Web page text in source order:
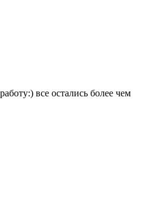
все остались более чем